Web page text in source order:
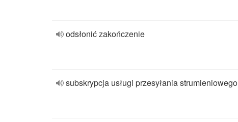
odsłonić zakończenie
subskrypcja usługi przesyłania strumieniowego